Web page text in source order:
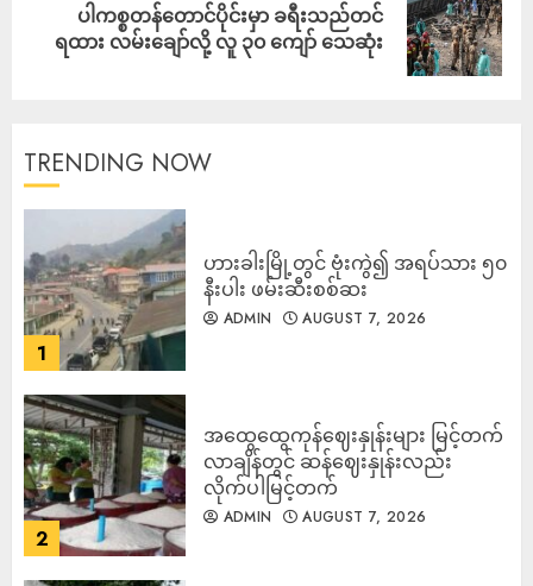
ပါကစ္စတန်တောင်ပိုင်းမှာ ခရီးသည်တင်
ရထား လမ်းချော်လို့ လူ ၃၀ ကျော် သေဆုံး
TRENDING NOW
1
ဟားခါးမြို့တွင် ဗုံးကွဲ၍ အရပ်သား ၅၀
နီးပါး ဖမ်းဆီးစစ်ဆး
ADMIN AUGUST 7, 2026
2
အထွေထွေကုန်ဈေးနှုန်းများ မြင့်တက်
လာချိန်တွင် ဆန်ဈေးနှုန်းလည်း
လိုက်ပါမြင့်တက်
ADMIN AUGUST 7, 2026